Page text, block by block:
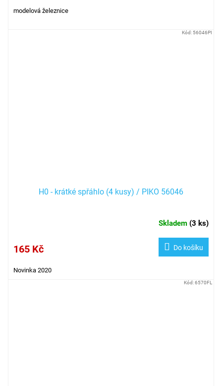
modelová železnice
H0 - krátké spřáhlo (4 kusy) / PIKO 56046
Skladem (3 ks)
165 Kč Do košíku
Novinka 2020
Kód: 56046PI
Kód:6570FL